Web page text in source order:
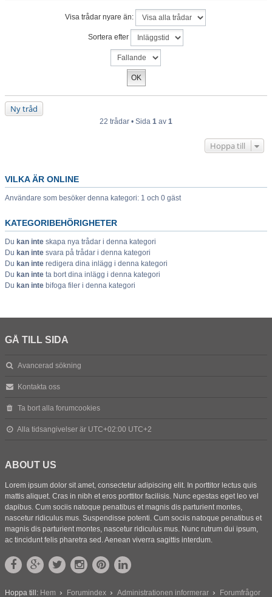
Visa trådar nyare än:
Sortera efter
Ny tråd
22 trådar • Sida 1 av 1
Hoppa till
VILKA ÄR ONLINE
Användare som besöker denna kategori: 1 och 0 gäst
KATEGORIBEHÖRIGHETER
Du kan inte skapa nya trådar i denna kategori
Du kan inte svara på trådar i denna kategori
Du kan inte redigera dina inlägg i denna kategori
Du kan inte ta bort dina inlägg i denna kategori
Du kan inte bifoga filer i denna kategori
GÅ TILL SIDA
Avancerad sökning
Kontakta oss
Ta bort alla forumcookies
Alla tidsangivelser är UTC+02:00 UTC+2
ABOUT US
Lorem ipsum dolor sit amet, consectetur adipiscing elit. In porttitor lectus quis
mattis aliquet. Cras in nibh et eros porttitor facilisis. Nunc egestas eget leo vel
dapibus. Cum sociis natoque penatibus et magnis dis parturient montes,
nascetur ridiculus mus. Suspendisse potenti. Cum sociis natoque penatibus et
magnis dis parturient montes, nascetur ridiculus mus. Nunc rutrum dui ipsum,
ac tincidunt felis pharetra sed. Aenean viverra sagittis interdum.
Hoppa till: Hem Forumindex Administrationen informerar Forumfrågor